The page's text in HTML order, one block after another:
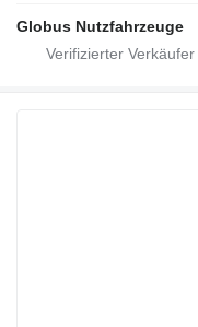
Globus Nutzfahrzeuge